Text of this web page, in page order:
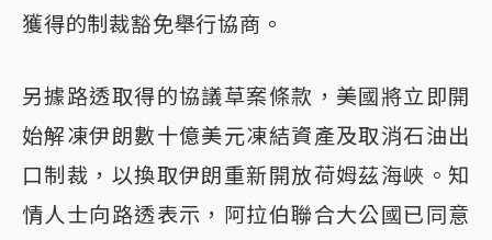
獲得的制裁豁免舉行協商。
另據路透取得的協議草案條款，美國將立即開
始解凍伊朗數十億美元凍結資產及取消石油出
口制裁，以換取伊朗重新開放荷姆茲海峽。知
情人士向路透表示，阿拉伯聯合大公國已同意